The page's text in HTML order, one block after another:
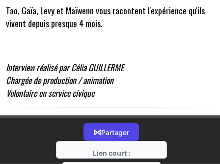
Tao, Gaïa, Levy et Maïwenn vous racontent l'expérience qu'ils
vivent depuis presque 4 mois.
Interview réalisé par Célia GUILLERME
Chargée de production / animation
Volontaire en service civique
⋈Partager
Lien court :